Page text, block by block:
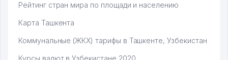
Рейтинг стран мира по площади и населению
Карта Ташкента
Коммунальные (ЖКХ) тарифы в Ташкенте, Узбекистан